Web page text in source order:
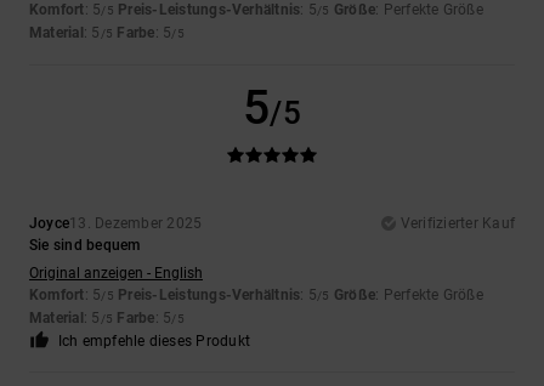
Komfort: 5/5 Preis-Leistungs-Verhältnis: 5/5 Größe: Perfekte Größe
Material : 5 /5 Farbe: 5/5
5/5
Joyce13. Dezember 2025
Verifizierter Kauf
Sie sind bequem
Original anzeigen - English
Komfort: 5/5 Preis-Leistungs-Verhältnis: 5/5 Größe: Perfekte Größe
Material : 5 /5 Farbe: 5/5
Ich empfehle dieses Produkt